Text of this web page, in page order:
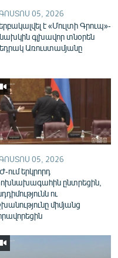
05, 2026
է «Մուլտի Գրուպ»-
գլխավոր տնօրեն
Առուստամյանը
05, 2026
ում երկրորդ
ընտրեցին,
ու
միմյանց